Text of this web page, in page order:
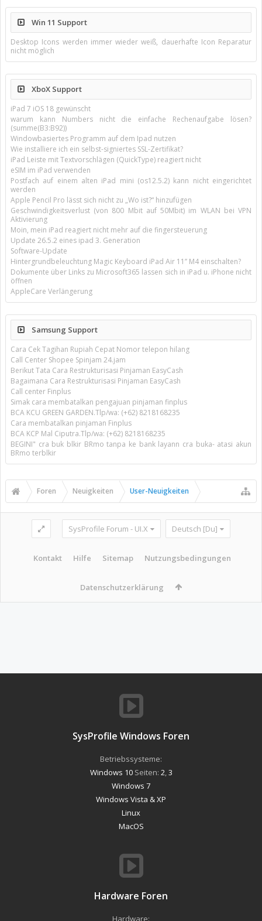
Win 11 Support
Desktop Icons werden immer wieder weiß, dauerhafte Icon Reparatur
nicht möglich
XboX Support
iPad 7 iOS 18 gewünscht
warum kann Numbers nicht die einfache Rechenaufgabe lösen?
(summe(B3:B92))
Windowbasiertes Programm auf dem Ipad nutzen
Wie installiere ich ein selbst-signiertes SSL-Zertifikat?
iPad Leiste mit Textvorschlägen (QuickType) reagiert nicht
eSIM im iPad verwenden
Postfach auf einem alten iPad mini (os12.5.2) kann nicht eingerichtet
werden
Apple Pencil Pro lässt sich nicht zu „Wo ist?“ hinzufügen
Geschwindigkeitsverlust (von 800 Mbit auf 50Mbit) im WLAN bei VPN
Aktivierung
Moin, mein iPad reagiert nicht mehr auf die fingersteuerung
Update 26.5.2 eines ipad 3. Generation
Software-Update
Hintergrundbeleuchtung Magic Keyboard iPad Air 11’’ M4 einschalten?
Dokumente über Links zu Microsoft365 lassen sich in iPad u. iPhone nicht
öffnen
AppleCare Verlängerung
Samsung Support
Cara Cek Tagihan Rupiah Cepat Nomor telepon hilang
Call Center Shopee Spinjam 24.jam
Berikut Tata Cara Restrukturisasi Pinjaman EasyCash
Bagaimana Cara Restrukturisasi Pinjaman EasyCash
Call center Finplus
Simak cara membatalkan pengajuan pinjaman finplus
BCA KCU GREEN GARDEN.Tlp/wa: (+62) 8218168235
Cara membatalkan pinjaman Finplus
BCA KCP Mal Ciputra.Tlp/wa: (+62) 8218168235
BEGINI" cra buk blkir BRmo tanpa ke bank layann cra buka- atasi akun
BRmo terblkir
Foren Neuigkeiten User-Neuigkeiten
SysProfile Forum - UI.X Deutsch [Du]
Kontakt Hilfe Sitemap Nutzungsbedingungen
Datenschutzerklärung
SysProfile Windows Foren
Betriebssysteme:
Windows 10Seiten: 2 3
Windows 7
Windows Vista & XP
Linux
MacOS
Hardware Foren
Hardware: